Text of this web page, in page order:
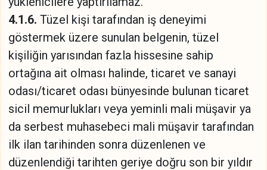
4.1.6. Tüzel kişi tarafından iş deneyimi
göstermek üzere sunulan belgenin, tüzel
kişiliğin yarısından fazla hissesine sahip
ortağına ait olması halinde, ticaret ve sanayi
odası/ticaret odası bünyesinde bulunan ticaret
sicil memurlukları veya yeminli mali müşavir ya
da serbest muhasebeci mali müşavir tarafından
ilk ilan tarihinden sonra düzenlenen ve
düzenlendiği tarihten geriye doğru son bir yıldır